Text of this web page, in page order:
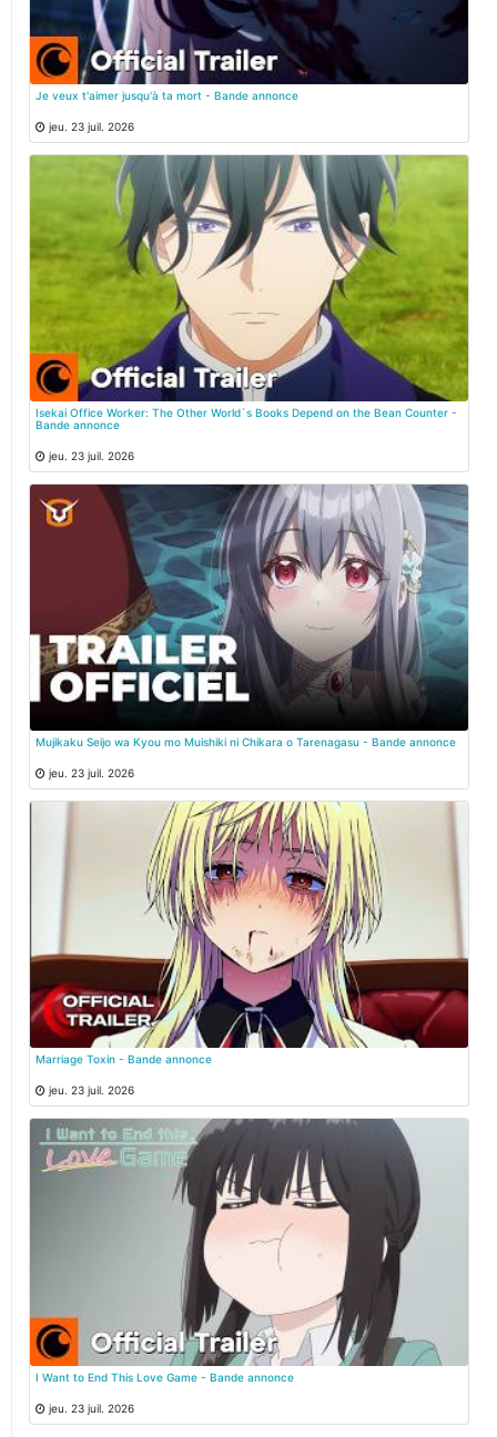
Je veux t'aimer jusqu'à ta mort - Bande annonce
jeu. 23 juil. 2026
Isekai Office Worker: The Other World`s Books Depend on the Bean Counter -
Bande annonce
jeu. 23 juil. 2026
Mujikaku Seijo wa Kyou mo Muishiki ni Chikara o Tarenagasu - Bande annonce
jeu. 23 juil. 2026
Marriage Toxin - Bande annonce
jeu. 23 juil. 2026
I Want to End This Love Game - Bande annonce
jeu. 23 juil. 2026